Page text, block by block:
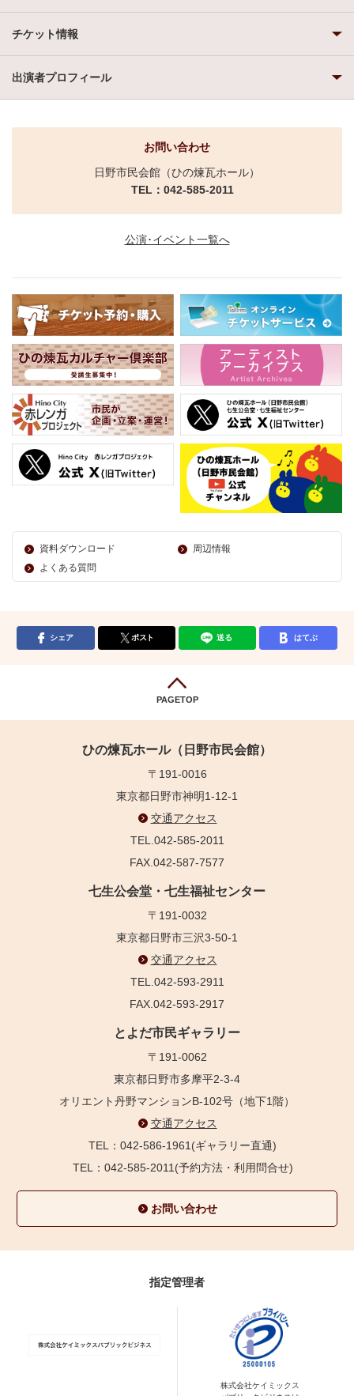
チケット情報
出演者プロフィール
お問い合わせ
日野市民会館（ひの煉瓦ホール）
TEL：042-585-2011
公演･イベント一覧へ
資料ダウンロード
周辺情報
よくある質問
シェア ポスト 送る はてぶ
PAGETOP
ひの煉瓦ホール（日野市民会館）
〒191-0016
東京都日野市神明1-12-1
交通アクセス
TEL.042-585-2011
FAX.042-587-7577
七生公会堂・七生福祉センター
〒191-0032
東京都日野市三沢3-50-1
交通アクセス
TEL.042-593-2911
FAX.042-593-2917
とよだ市民ギャラリー
〒191-0062
東京都日野市多摩平2-3-4
オリエント丹野マンションB-102号（地下1階）
交通アクセス
TEL：042-586-1961(ギャラリー直通)
TEL：042-585-2011(予約方法・利用問合せ)
お問い合わせ
指定管理者
株式会社ケイミックス